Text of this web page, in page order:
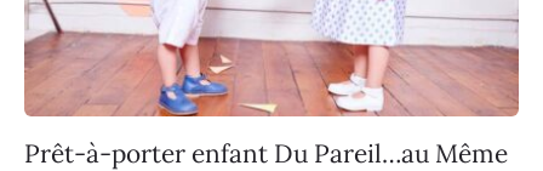
Prêt-à-porter enfant Du Pareil…au Même